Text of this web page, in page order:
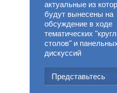
актуальные из
будут вынесены на
обсуждение в ходе
тематических
столов" и
дискуссий